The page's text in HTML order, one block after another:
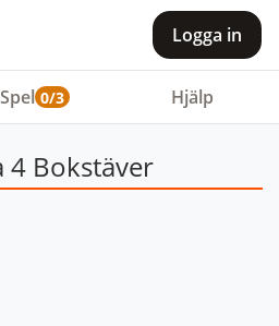
Logga in
Spel 0/3 Hjälp
4 Bokstäver